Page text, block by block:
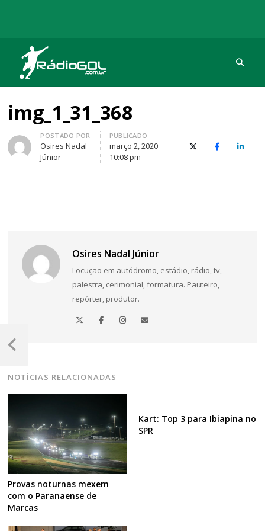
Rádio Gol
Há mais de 20 anos com as melhores coberturas
img_1_31_368
Autor
POSTADO POR
Osires Nadal
Júnior
PUBLICADO
março 2, 2020
10:08 pm
X (Twitter)Facebook
O
Osires Nadal Júnior
Locução em autódromo, estádio, rádio, tv,
palestra, cerimonial, formatura. Pauteiro,
repórter, produtor.
NOTÍCIAS RELACIONADAS
Provas noturnas mexem
com o Paranaense de
Marcas
Kart: Top 3 para Ibiapina no
SPR
Navegação
de
Post
Post